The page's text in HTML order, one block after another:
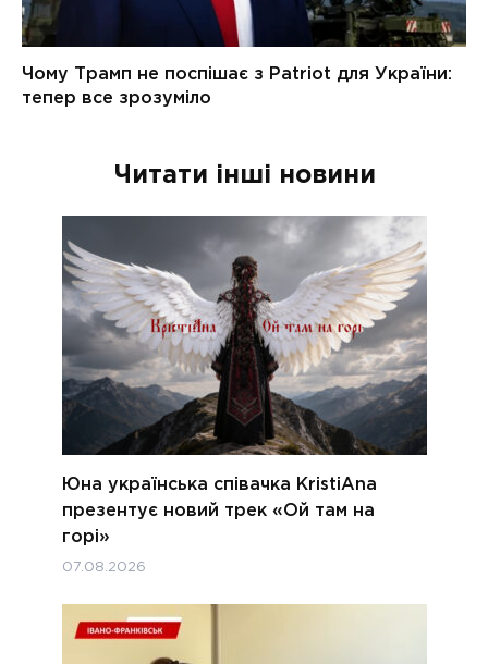
Читати інші новини
Юна українська співачка KristiAna
презентує новий трек «Ой там на
горі»
07.08.2026